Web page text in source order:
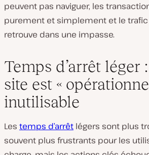
peuvent pas naviguer, les
purement et simplement et le
retrouve dans une impasse.
Temps d’arrêt léger
site est «
inutilisable
Les temps d’arrêt légers sont plus
souvent plus frustrants pour les